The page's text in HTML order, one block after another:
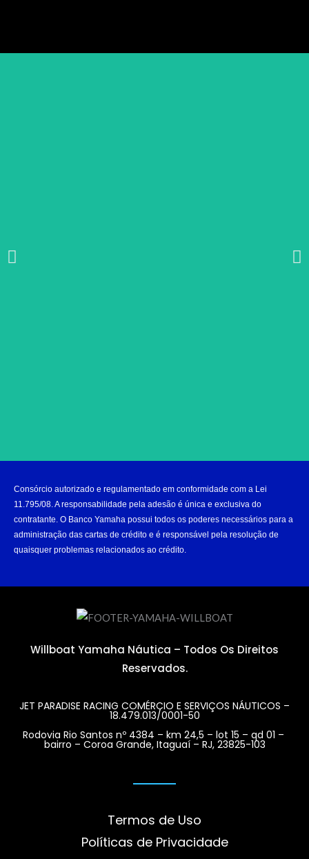
Não Comprometa
Seu Bolso!
Faça um Consórcio Yamaha e
Descubra Como.
Consórcio autorizado e regulamentado em conformidade com a Lei
11.795/08. A responsabilidade pela adesão é única e exclusiva do
contratante. O Banco Yamaha possui todos os poderes necessários para a
administração das cartas de crédito e é responsável pela resolução de
quaisquer problemas relacionados ao crédito.
Willboat Yamaha Náutica – Todos Os Direitos
Reservados.
JET PARADISE RACING COMÉRCIO E SERVIÇOS NÁUTICOS –
18.479.013/0001-50
Rodovia Rio Santos nº 4384 – km 24,5 – lot 15 – qd 01 –
bairro – Coroa Grande, Itaguaí – RJ, 23825-103
Termos de Uso
Políticas de Privacidade